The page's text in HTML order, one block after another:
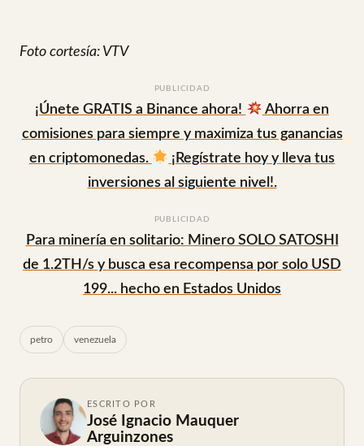
Foto cortesía: VTV
PUBLICIDAD
¡Únete GRATIS a Binance ahora!
Ahorra en
comisiones para siempre y maximiza tus ganancias
en criptomonedas.
¡Regístrate hoy y lleva tus
inversiones al siguiente nivel!.
PUBLICIDAD
Para minería en solitario: Minero SOLO SATOSHI
de 1.2TH/s y busca esa recompensa por solo USD
199... hecho en Estados Unidos
petro venezuela
ESCRITO POR
José Ignacio Mauquer
Arguinzones